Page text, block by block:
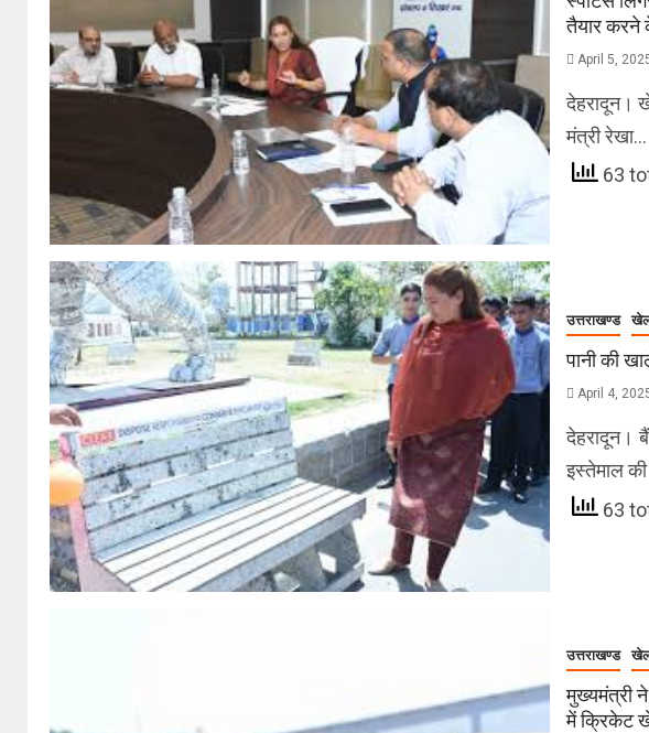
तैयार करने
April 5,
देहरादून।
मंत्री रेखा…
63
उत्तराखण्ड
पानी की
April 4,
देहरादून।
इस्तेमाल की
63
उत्तराखण्ड
मुख्यमंत्री
में क्रिकेट